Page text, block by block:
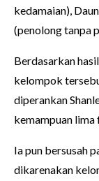
kedamaian),
(penolong tanpa
Berdasarkan
kelompok
diperankan
kemampuan
Ia pun bersusah
dikarenakan